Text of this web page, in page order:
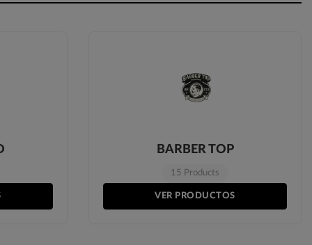
BARBER TOP
15 Products
VER PRODUCTOS